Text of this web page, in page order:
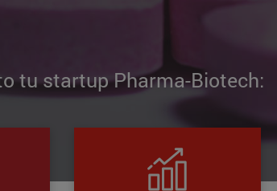
tu startup Pharma-Biotech: